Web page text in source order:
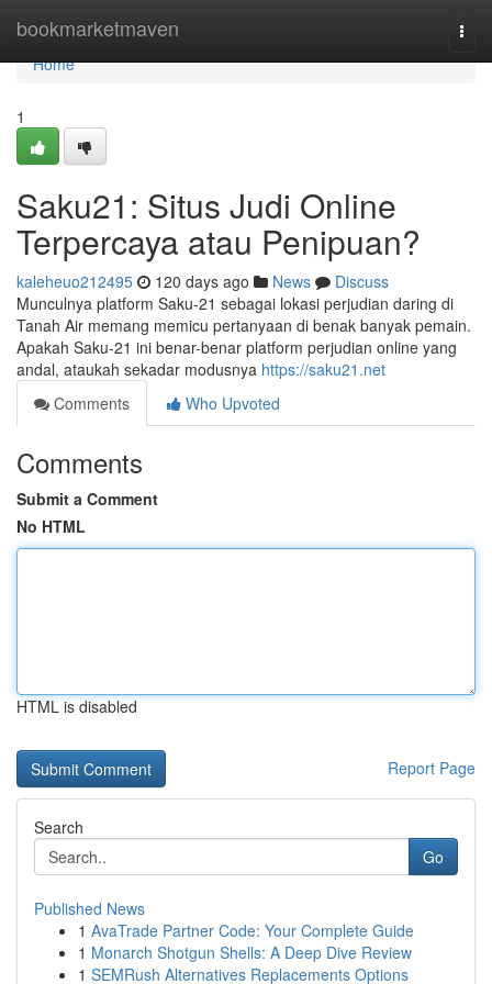
bookmarketmaven
Home
Home
1
Saku21: Situs Judi Online
Terpercaya atau Penipuan?
kaleheuo212495 120 days ago News
Discuss
Munculnya platform Saku-21 sebagai lokasi perjudian daring di
Tanah Air memang memicu pertanyaan di benak banyak pemain.
Apakah Saku-21 ini benar-benar platform perjudian online yang
andal, ataukah sekadar modusnya https://saku21.net
Comments
Who Upvoted
Comments
Submit a Comment
No HTML
HTML is disabled
Report Page
Search
Go
Published News
1 AvaTrade Partner Code: Your Complete Guide
1 Monarch Shotgun Shells: A Deep Dive Review
1 SEMRush Alternatives Replacements Options